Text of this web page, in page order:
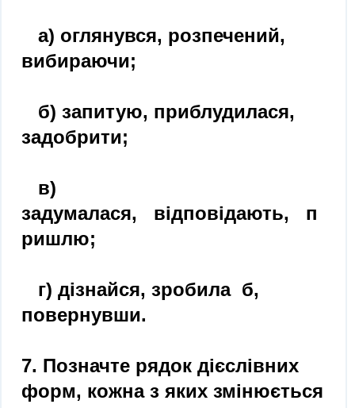
а) оглянувся, розпечений,
вибираючи;
б) запитую, приблудилася,
задобрити;
в)
задумалася, відповідають, п
ришлю;
г) дізнайся, зробила б,
повернувши.
7. Позначте рядок дієслівних
форм, кожна з яких змінюється